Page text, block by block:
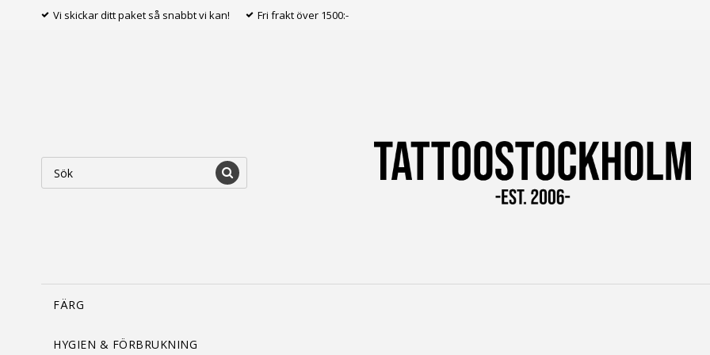
Vi skickar ditt paket så snabbt vi kan! Fri frakt över 1500:-
FÄRG
HYGIEN & FÖRBRUKNING